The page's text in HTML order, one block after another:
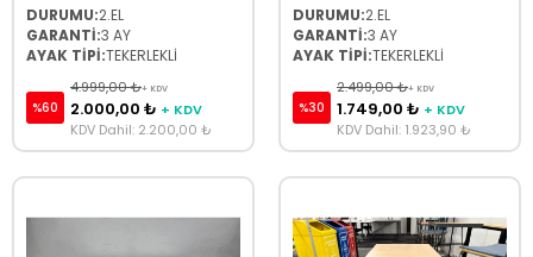
DURUMU:2.EL
GARANTİ:3 AY
AYAK TİPİ:TEKERLEKLİ
%60
4.999,00 ₺+ KDV
2.000,00 ₺ + KDV
KDV Dahil: 2.200,00 ₺
DURUMU:2.EL
GARANTİ:3 AY
AYAK TİPİ:TEKERLEKLİ
%30
2.499,00 ₺+ KDV
1.749,00 ₺ + KDV
KDV Dahil: 1.923,90 ₺